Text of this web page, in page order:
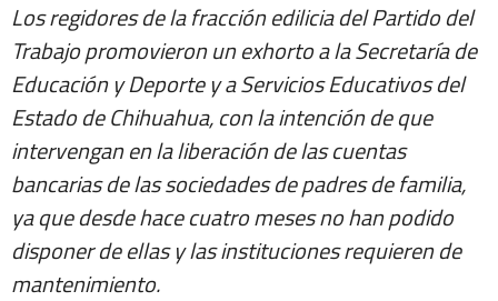
Los regidores de la fracción edilicia del Partido del
Trabajo promovieron un exhorto a la Secretaría de
Educación y Deporte y a Servicios Educativos del
Estado de Chihuahua, con la intención de que
intervengan en la liberación de las cuentas
bancarias de las sociedades de padres de familia,
ya que desde hace cuatro meses no han podido
disponer de ellas y las instituciones requieren de
mantenimiento.